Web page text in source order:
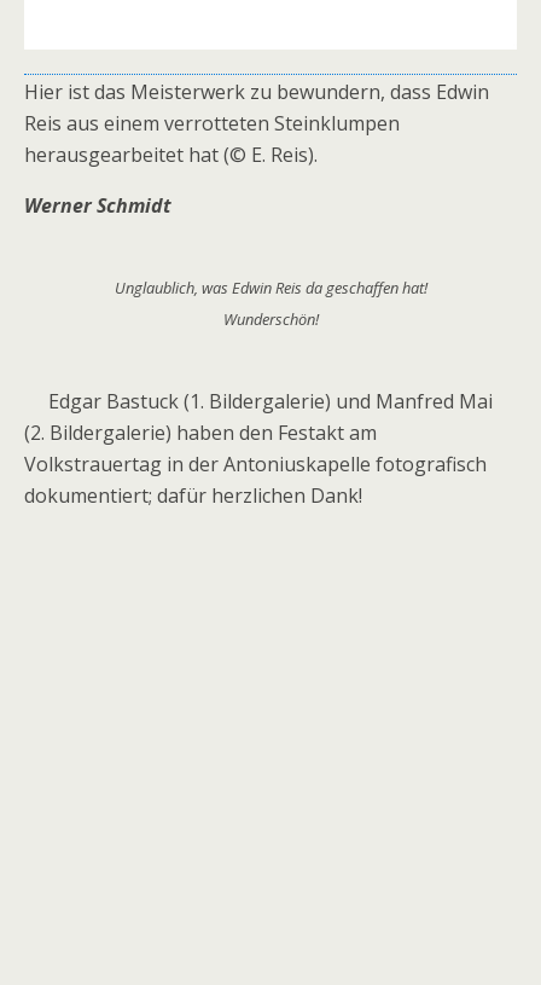
Hier ist das Meisterwerk zu bewundern, dass Edwin
Reis aus einem verrotteten Steinklumpen
herausgearbeitet hat (© E. Reis).
Werner Schmidt
Unglaublich, was Edwin Reis da geschaffen hat!
Wunderschön!
Edgar Bastuck (1. Bildergalerie) und Manfred Mai
(2. Bildergalerie) haben den Festakt am
Volkstrauertag in der Antoniuskapelle fotografisch
dokumentiert; dafür herzlichen Dank!